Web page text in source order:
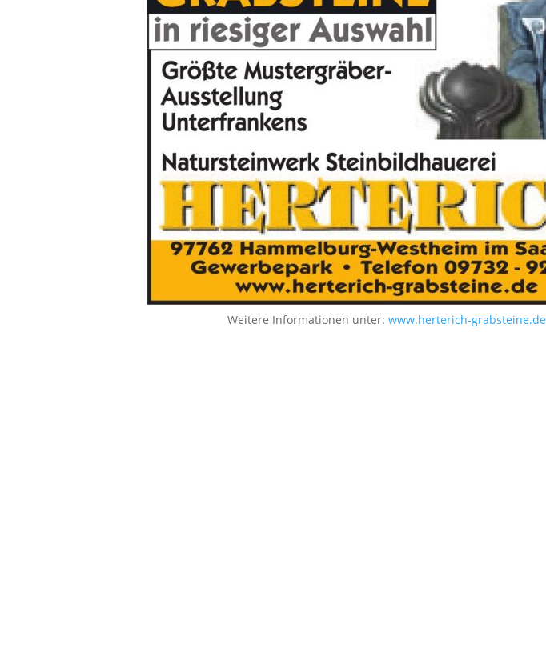
Weitere Informationen unter: www.herterich-grabsteine.de